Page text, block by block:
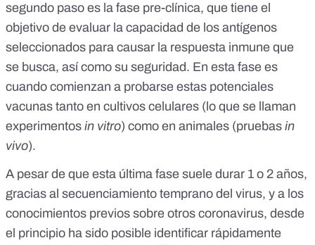
segundo paso es la fase pre-clínica, que tiene el
objetivo de evaluar la capacidad de los antígenos
seleccionados para causar la respuesta inmune que
se busca, así como su seguridad. En esta fase es
cuando comienzan a probarse estas potenciales
vacunas tanto en cultivos celulares (lo que se llaman
experimentos in vitro) como en animales (pruebas in
vivo).
A pesar de que esta última fase suele durar 1 o 2 años,
gracias al secuenciamiento temprano del virus, y a los
conocimientos previos sobre otros coronavirus, desde
el principio ha sido posible identificar rápidamente